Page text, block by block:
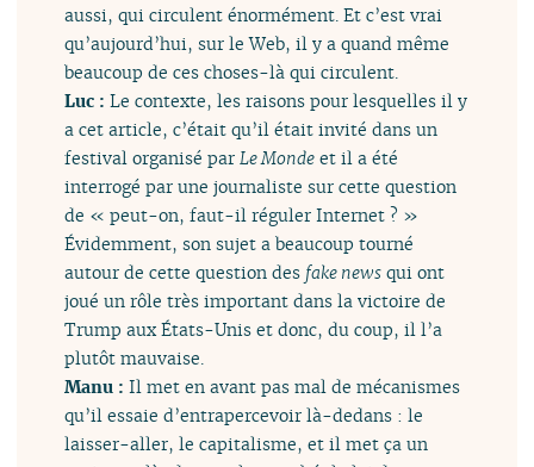
aussi, qui circulent énormément. Et c’est vrai
qu’aujourd’hui, sur le Web, il y a quand même
beaucoup de ces choses-là qui circulent.
Luc :Le contexte, les raisons pour lesquelles il y
a cet article, c’était qu’il était invité dans un
festival organisé parLe Monde et il a été
interrogé par une journaliste sur cette question
de « peut-on, faut-il réguler Internet ? »
Évidemment, son sujet a beaucoup tourné
autour de cette question des fake news qui ont
joué un rôle très important dans la victoire de
Trump aux États-Unis et donc, du coup, il l’a
plutôt mauvaise.
Manu :Il met en avant pas mal de mécanismes
qu’il essaie d’entrapercevoir là-dedans : le
laisser-aller, le capitalisme, et il met ça un